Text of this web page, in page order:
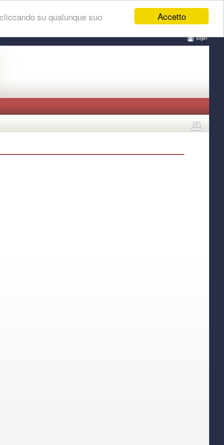
Accetto
su qualunque suo
login